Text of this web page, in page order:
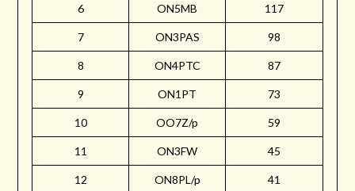
6 ON5MB 117
7 ON3PAS 98
8 ON4PTC 87
9 ON1PT 73
10 OO7Z/p 59
11 ON3FW 45
12 ON8PL/p 41